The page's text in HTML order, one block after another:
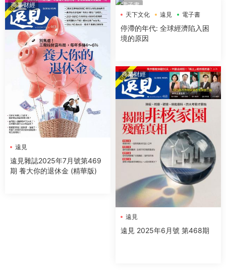
商業财經
遠見
遠見雜誌2025年7月號第469
期 養大你的退休金 (精華版)
電子書
天下文化
遠見 電子書
停滯的年代: 全球經濟陷入困
境的原因
商業财經
遠見
遠見 2025年6月號 第468期